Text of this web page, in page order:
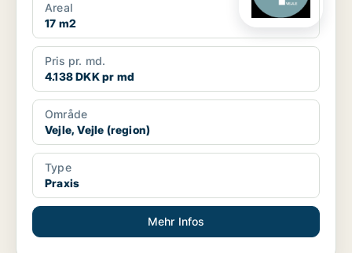
Areal
17 m2
Pris pr. md.
4.138 DKK pr md
Område
Vejle, Vejle (region)
Type
Praxis
Mehr Infos